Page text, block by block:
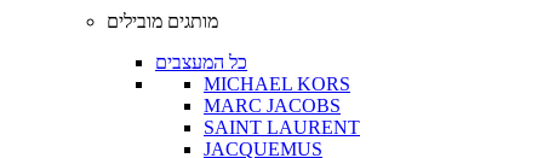
מותגים מובילים
כל המעצבים
MICHAEL KORS
MARC JACOBS
SAINT LAURENT
JACQUEMUS